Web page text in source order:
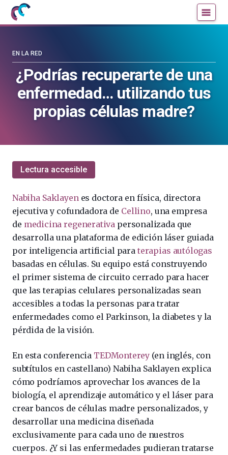
Mujeres
con
Cultura
Científica
blog
Cultura
Científica
¿Podrías recuperarte de una
enfermedad… utilizando tus
propias células madre?
EN LA RED
Lectura accesible
Nabiha Saklayenes doctora en física, directora
ejecutiva y cofundadora de Cellino, una empresa
de medicina regenerativa personalizada que
desarrolla una plataforma de edición láser guiada
por inteligencia artificial paraterapias autólogas
basadas en células. Su equipo está construyendo
el primer sistema de circuito cerrado para hacer
que las terapias celulares personalizadas sean
accesibles a todas la personas para tratar
enfermedades como el Parkinson, la diabetes y la
pérdida de la visión.
En esta conferencia TEDMonterey (en inglés, con
subtítulos en castellano) Nabiha Saklayen explica
cómo podríamos aprovechar los avances de la
biología, el aprendizaje automático y el láser para
crear bancos de células madre personalizados, y
desarrollar una medicina diseñada
exclusivamente para cada uno de nuestros
cuerpos. ¿Y si las enfermedades pudieran tratarse